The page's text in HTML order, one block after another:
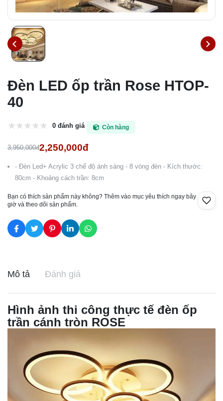
Đèn LED ốp trần Rose HTOP-
40
0 đánh giá Còn hàng
3,950,000đ2,250,000đ
- Đèn Led+ Acrylic 3 chế độ ánh sáng - 8 vòng đèn - Kích thước:
80cm - Khoảng cách trần: 8cm
Bạn có thích sản phẩm này không? Thêm vào mục yêu thích ngay bây
giờ và theo dõi sản phẩm.
Mô tả Đánh giá
Hình ảnh thi công thực tế đèn ốp
trần cánh tròn ROSE